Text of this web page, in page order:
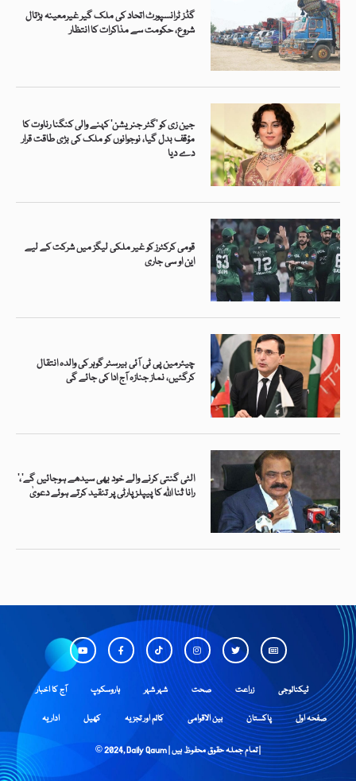
گڈز ٹرانسپورٹ اتحاد کی ملک گیر غیرمعینہ ہڑتال
شروع، حکومت سے مذاکرات کا انتظار
جین زی کو ’گٹر جنریشن‘ کہنے والی کنگنا رناوت کا
مؤقف بدل گیا، نوجوانوں کو ملک کی بڑی طاقت قرار
دے دیا
قومی کرکٹرز کو غیر ملکی لیگز میں شرکت کے لیے
این او سی جاری
چیئرمین پی ٹی آئی بیرسٹر گوہر کی والدہ انتقال
کرگئیں، نماز جنازہ آج ادا کی جائے گی
’الٹی گنتی کرنے والے خود بھی سیدھے ہوجائیں گے‘،
رانا ثنا اللہ کا پیپلز پارٹی پر تنقید کرتے ہوئے دعویٰ
آج کا اخبار ہاروسکوپ شہر شہر صحت زراعت ٹیکنالوجی
اداریہ کھیل کالم اور تجزیہ بین الاقوامی پاکستان صفحہ اول
© 2024, Daily Qaum | تمام جملہ حقوق محفوظ ہیں |